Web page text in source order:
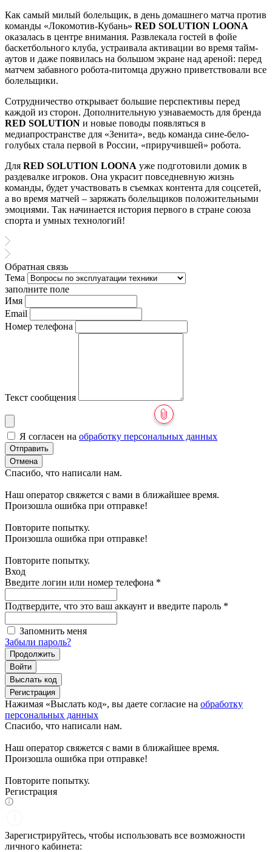
Как самый милый болельщик, в день домашнего матча против
команды «Локомотив-Кубань» RED SOLUTION LOONA
оказалась в центре внимания. Развлекала гостей в фойе
баскетбольного клуба, устраивала активации во время тайм-
аутов и даже появилась на большом экране над ареной: перед
матчем забавного робота-питомца дружно приветствовали все
болельщики.
Сотрудничество открывает большие перспективы перед
каждой из сторон. Дополнительную узнаваемость для бренда
RED SOLUTION и новые поводы появляться в
медиапространстве для «Зенита», ведь команда сине-бело-
голубых стала первой в России, «приручившей» робота.
Для RED SOLUTION LOONA уже подготовили домик в
раздевалке игроков. Она украсит повседневную жизнь
команды, будет участвовать в съемках контента для соцсетей,
а во время матчей – заряжать болельщиков положительными
эмоциями. Так начинается история первого в стране союза
спорта и умных технологий!
Обратная связь
Тема
заполните поле
Имя
Email
Номер телефона
Текст сообщения
Я согласен на обработку персональных данных
Отправить
Отмена
Спасибо, что написали нам.
Наш оператор свяжется с вами в ближайшее время.
Произошла ошибка при отправке!
Повторите попытку.
Произошла ошибка при отправке!
Повторите попытку.
Вход
Введите логин или номер телефона *
Подтвердите, что это ваш аккаунт и введите пароль *
Запомнить меня
Забыли пароль?
Продолжить
Войти
Выслать код
Регистрация
Нажимая «Выслать код», вы даете согласие на обработку
персональных данных
Спасибо, что написали нам.
Наш оператор свяжется с вами в ближайшее время.
Произошла ошибка при отправке!
Повторите попытку.
Регистрация
Зарегистрируйтесь, чтобы использовать все возможности
личного кабинета: